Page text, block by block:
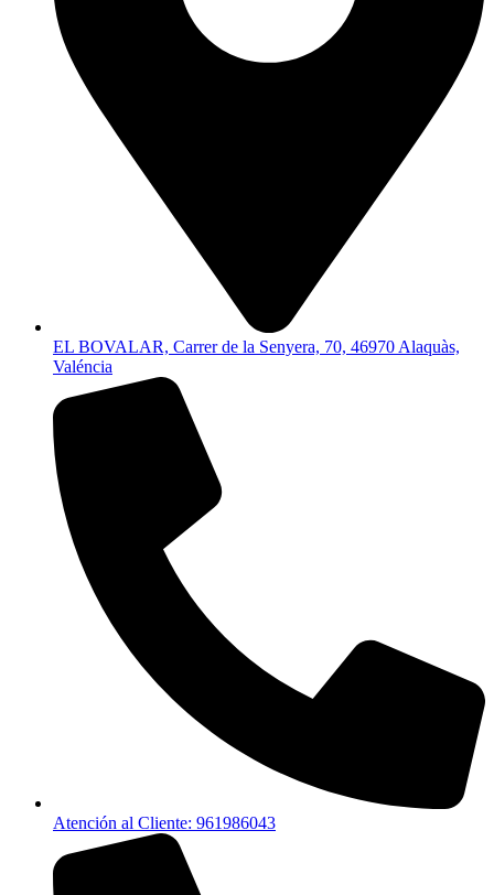
EL BOVALAR, Carrer de la Senyera, 70, 46970 Alaquàs,
Valéncia
Atención al Cliente: 961986043